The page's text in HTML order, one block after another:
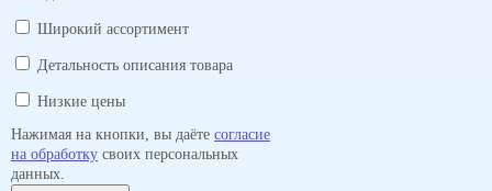
Широкий ассортимент
Детальность описания товара
Низкие цены
Нажимая на кнопки, вы даёте согласие
на обработку своих персональных
данных.